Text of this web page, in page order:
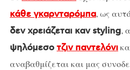
κάθε γκαρνταρόμπα, ως
δεν χρειάζεται καν styling,
ψηλόμεσοτζιν παντελόνι
αναβαθμίζεται και μας